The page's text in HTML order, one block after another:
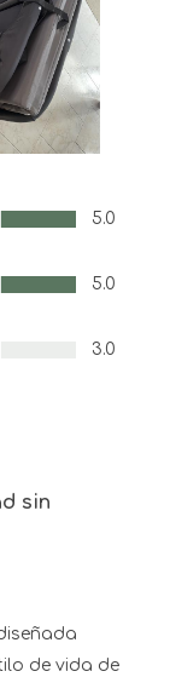
5.0
5.0
3.0
sin
de vida de